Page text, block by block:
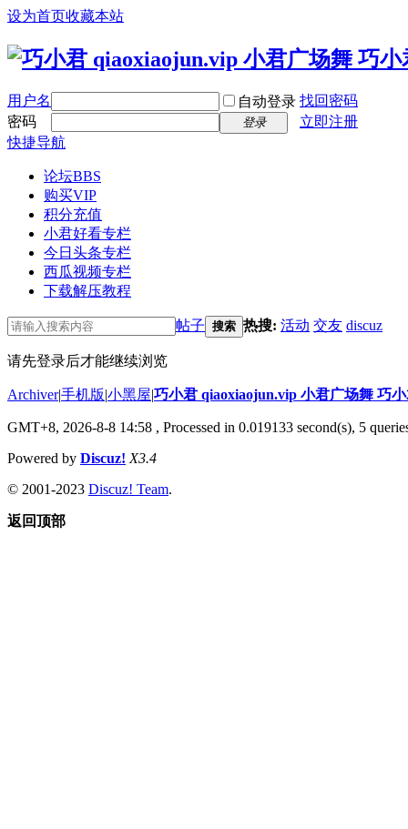
设为首页收藏本站
用户名 自动登录 找回密码
密码
登录
立即注册
快捷导航
论坛BBS
购买VIP
积分充值
小君好看专栏
今日头条专栏
西瓜视频专栏
下载解压教程
帖子 搜索 热搜: 活动 交友 discuz
请先登录后才能继续浏览
Archiver|手机版|小黑屋|巧小君 qiaoxiaojun.vip 小君广场舞 巧
GMT+8, 2026-8-8 14:58 , Processed in 0.019133 second(s), 5
Powered by Discuz! X3.4
© 2001-2023 Discuz! Team.
返回顶部